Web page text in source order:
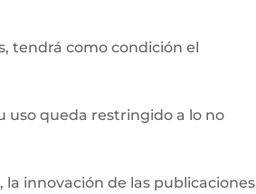
tendrá como condición el
uso queda restringido a lo no
innovación de las publicaciones